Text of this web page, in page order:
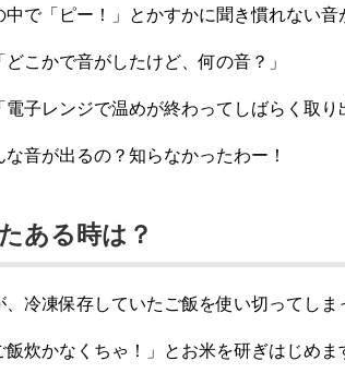
中で「ピー！」とかすかに聞き慣れない音
どこかで音がしたけど、何の音？」
電子レンジで温めが終わってしばらく取り
な音が出るの？知らなかったわー！
ある時は？
、冷凍保存していたご飯を使い切ってしま
飯炊かなくちゃ！」とお米を研ぎはじめま